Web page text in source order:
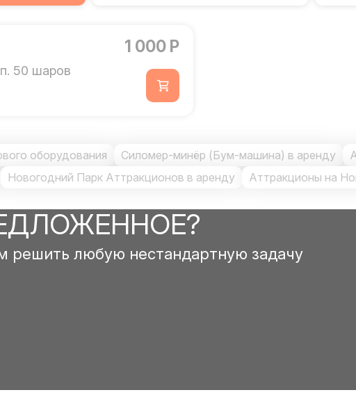
50 шаров
1 000 Р
оборудования Силомер-минёр (Бум-машина) в аренду
Новогодний Парк Аттракционов в аренду Аттракционы на
любую нестандартную задачу